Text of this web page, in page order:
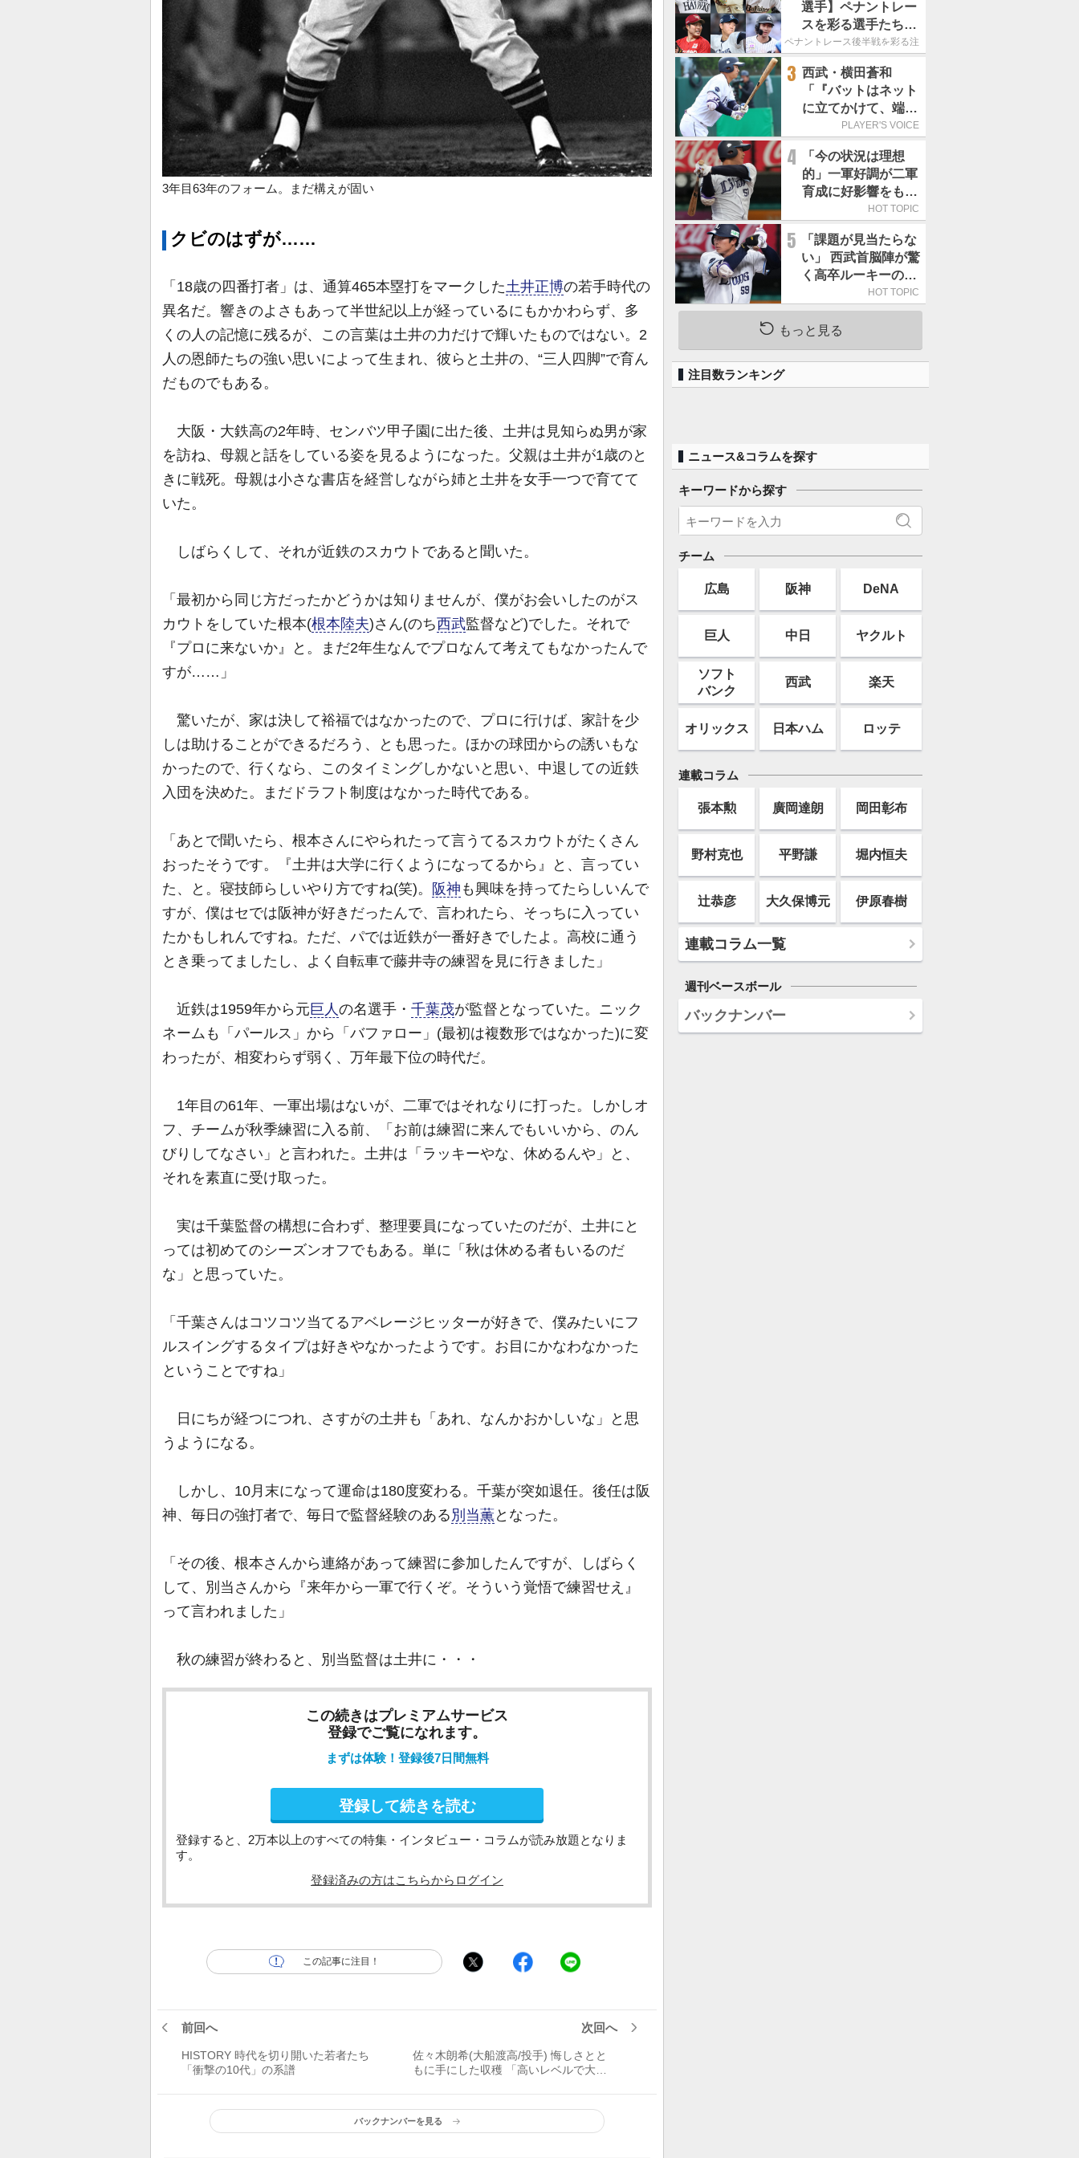
3年目63年のフォーム。まだ構えが固い
クビのはずが……
「18歳の四番打者」は、通算465本塁打をマークした土井正博の若手時代の
異名だ。響きのよさもあって半世紀以上が経っているにもかかわらず、多
くの人の記憶に残るが、この言葉は土井の力だけで輝いたものではない。2
人の恩師たちの強い思いによって生まれ、彼らと土井の、“三人四脚”で育ん
だものでもある。
大阪・大鉄高の2年時、センバツ甲子園に出た後、土井は見知らぬ男が家
を訪ね、母親と話をしている姿を見るようになった。父親は土井が1歳のと
きに戦死。母親は小さな書店を経営しながら姉と土井を女手一つで育てて
いた。
しばらくして、それが近鉄のスカウトであると聞いた。
「最初から同じ方だったかどうかは知りませんが、僕がお会いしたのがス
カウトをしていた根本(根本陸夫)さん(のち西武監督など)でした。それで
『プロに来ないか』と。まだ2年生なんでプロなんて考えてもなかったんで
すが……」
驚いたが、家は決して裕福ではなかったので、プロに行けば、家計を少
しは助けることができるだろう、とも思った。ほかの球団からの誘いもな
かったので、行くなら、このタイミングしかないと思い、中退しての近鉄
入団を決めた。まだドラフト制度はなかった時代である。
「あとで聞いたら、根本さんにやられたって言うてるスカウトがたくさん
おったそうです。『土井は大学に行くようになってるから』と、言ってい
た、と。寝技師らしいやり方ですね(笑)。
阪神 も興味を持ってたらしいんで
すが、僕はセでは阪神が好きだったんで、言われたら、そっちに入ってい
たかもしれんですね。ただ、パでは近鉄が一番好きでしたよ。高校に通う
とき乗ってましたし、よく自転車で藤井寺の練習を見に行きました」
近鉄は1959年から元 巨人の名選手・ 千葉茂が監督となっていた。ニック
ネームも「パールス」から「バファロー」(最初は複数形ではなかった)に変
わったが、相変わらず弱く、万年最下位の時代だ。
1年目の61年、一軍出場はないが、二軍ではそれなりに打った。しかしオ
フ、チームが秋季練習に入る前、「お前は練習に来んでもいいから、のん
びりしてなさい」と言われた。土井は「ラッキーやな、休めるんや」と、
それを素直に受け取った。
実は千葉監督の構想に合わず、整理要員になっていたのだが、土井にと
っては初めてのシーズンオフでもある。単に「秋は休める者もいるのだ
な」と思っていた。
「千葉さんはコツコツ当てるアベレージヒッターが好きで、僕みたいにフ
ルスイングするタイプは好きやなかったようです。お目にかなわなかった
ということですね」
日にちが経つにつれ、さすがの土井も「あれ、なんかおかしいな」と思
うようになる。
しかし、10月末になって運命は180度変わる。千葉が突如退任。後任は阪
神、毎日の強打者で、毎日で監督経験のある 別当薫となった。
「その後、根本さんから連絡があって練習に参加したんですが、しばらく
して、別当さんから『来年から一軍で行くぞ。そういう覚悟で練習せえ』
って言われました」
秋の練習が終わると、別当監督は土井に・・・
この続きはプレミアムサービス
登録でご覧になれます。
まずは体験！登録後7日間無料
登録して続きを読む
登録すると、2万本以上のすべての特集・インタビュー・コラムが読み放題となりま
す。
登録済みの方はこちらからログイン
この記事に注目！
前回へ
HISTORY 時代を切り開いた若者たち
「衝撃の10代」の系譜
次回へ
佐々木朗希(大船渡高/投手) 悔しさとと
もに手にした収穫 「高いレベルで大き
これからにつながる経験になりました」
バックナンバーを見る
選手】ペナントレー
スを彩る選手たち
ここからが本当の勝
ペナントレース後半戦を彩る注目選手たち
3 西武・横田蒼和
「『バットはネット
に立てかけて、端に
置くんだぞ』と栗山
だきました」／憧れ
の人からの金言
PLAYER'S VOICE
4
「今の状況は理想
的」一軍好調が二軍
育成に好影響をもた
らす西武 象徴は高
HOT TOPIC
5
「課題が見当たらな
い」 西武首脳陣が驚
く高卒ルーキーの高
HOT TOPIC
もっと見る
注目数ランキング
ニュース&コラムを探す
キーワードから探す
チーム
広島 阪神 DeNA
巨人 中日 ヤクルト
ソフト
バンク
西武 楽天
オリックス 日本ハム ロッテ
連載コラム
張本勲 廣岡達朗 岡田彰布
野村克也 平野謙 堀内恒夫
辻恭彦 大久保博元 伊原春樹
連載コラム一覧
週刊ベースボール
バックナンバー